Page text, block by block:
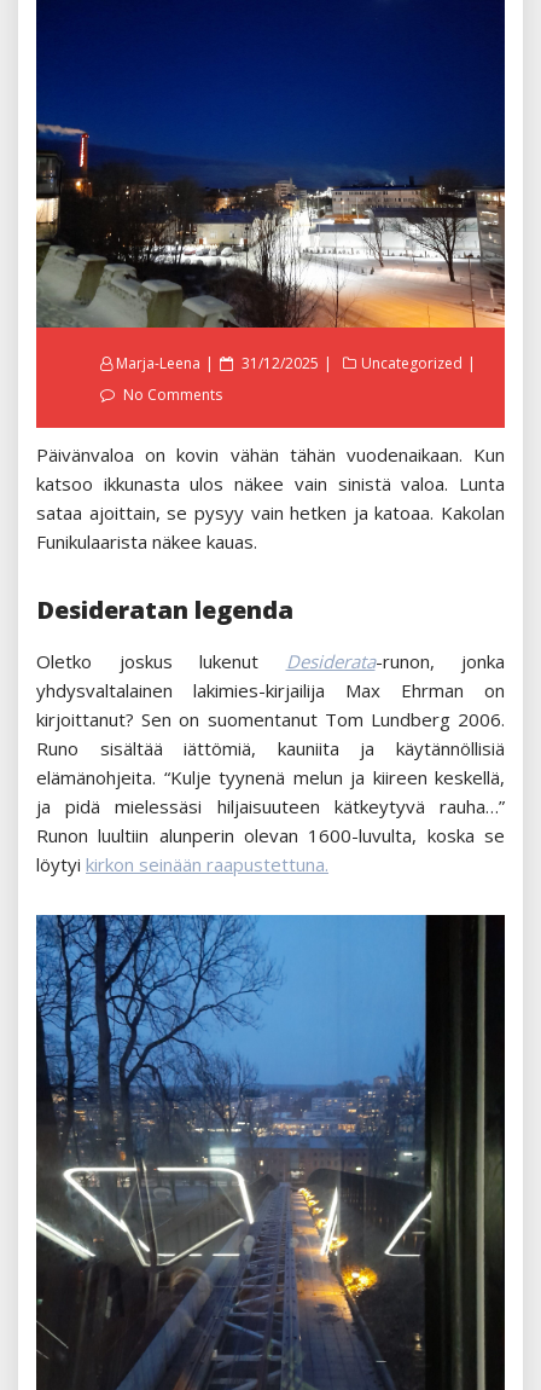
Marja-Leena
Posted
31/12/2025
Uncategorized
No Comments
Päivänvaloa on kovin vähän tähän vuodenaikaan. Kun
katsoo ikkunasta ulos näkee vain sinistä valoa. Lunta
sataa ajoittain, se pysyy vain hetken ja katoaa. Kakolan
Funikulaarista näkee kauas.
Desideratan legenda
Oletko joskus lukenut Desiderata-runon, jonka
yhdysvaltalainen lakimies-kirjailija Max Ehrman on
kirjoittanut? Sen on suomentanut Tom Lundberg 2006.
Runo sisältää iättömiä, kauniita ja käytännöllisiä
elämänohjeita. “Kulje tyynenä melun ja kiireen keskellä,
ja pidä mielessäsi hiljaisuuteen kätkeytyvä rauha…”
Runon luultiin alunperin olevan 1600-luvulta, koska se
löytyi kirkon seinään raapustettuna.